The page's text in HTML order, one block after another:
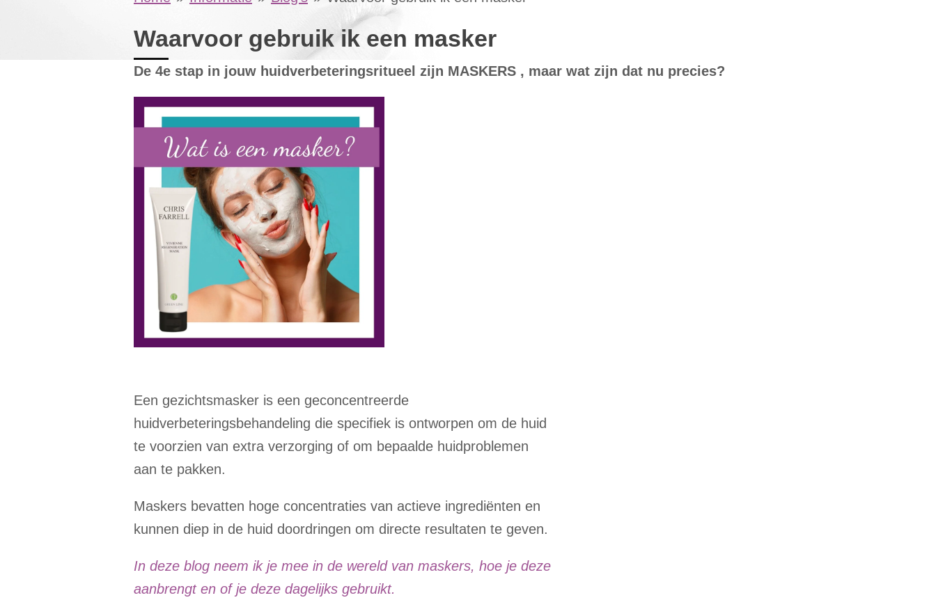
Waarvoor gebruik ik een masker
De 4e stap in jouw huidverbeteringsritueel zijn MASKERS , maar wat zijn dat nu precies?
Een gezichtsmasker is een geconcentreerde
huidverbeteringsbehandeling die specifiek is ontworpen om de huid
te voorzien van extra verzorging of om bepaalde huidproblemen
aan te pakken.
Maskers bevatten hoge concentraties van actieve ingrediënten en
kunnen diep in de huid doordringen om directe resultaten te geven.
In deze blog neem ik je mee in de wereld van maskers, hoe je deze
aanbrengt en of je deze dagelijks gebruikt.